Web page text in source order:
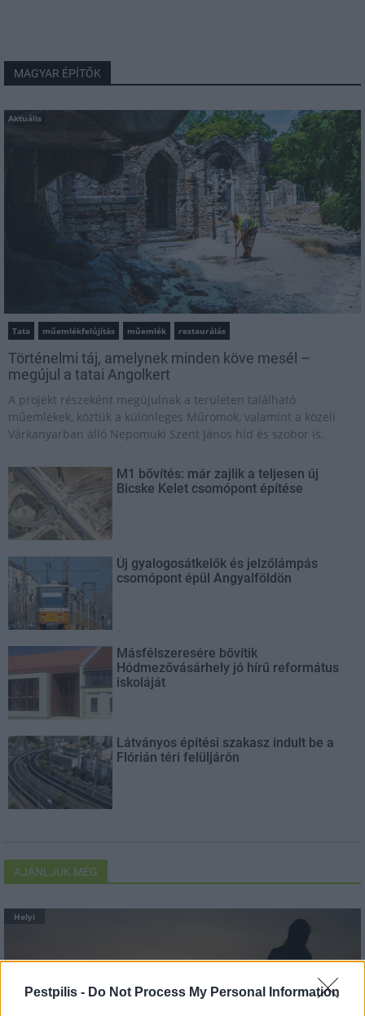
Pestpilis - Do Not Process My Personal Information
MAGYAR ÉPÍTŐK
Aktuális
Tata műemlékfelújítás műemlék restaurálás
Történelmi táj, amelynek minden köve mesél –
megújul a tatai Angolkert
A projekt részeként megújulnak a területen található
műemlékek, köztük a különleges Műromok, valamint a közeli
Várkanyarban álló Nepomuki Szent János híd és szobor is.
M1 bővítés: már zajlik a teljesen új
Bicske Kelet csomópont építése
Új gyalogosátkelők és jelzőlámpás
csomópont épül Angyalföldön
Másfélszeresére bővítik
Hódmezővásárhely jó hírű református
iskoláját
Látványos építési szakasz indult be a
Flórián téri felüljárón
AJÁNLJUK MÉG
Helyi